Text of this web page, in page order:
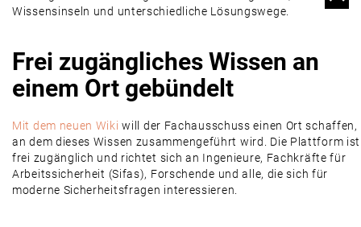
Wissensinseln und unterschiedliche Lösungswege.
Frei zugängliches Wissen an
einem Ort gebündelt
Mit dem neuen Wiki will der Fachausschuss einen Ort schaffen,
an dem dieses Wissen zusammengeführt wird. Die Plattform ist
frei zugänglich und richtet sich an Ingenieure, Fachkräfte für
Arbeitssicherheit (Sifas), Forschende und alle, die sich für
moderne Sicherheitsfragen interessieren.